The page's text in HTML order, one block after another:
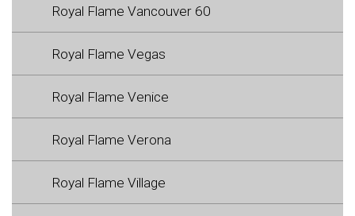
Royal Flame Vancouver 60
Royal Flame Vegas
Royal Flame Venice
Royal Flame Verona
Royal Flame Village